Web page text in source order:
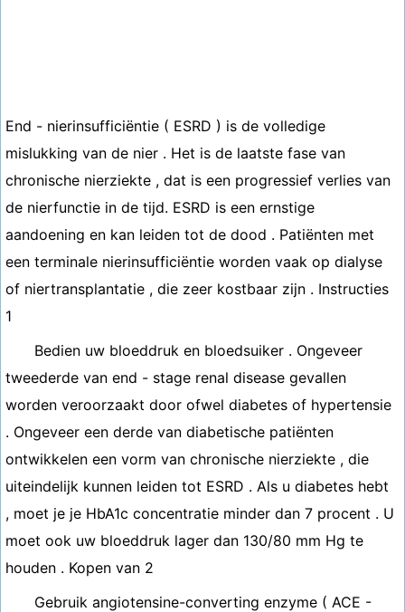
End - nierinsufficiëntie ( ESRD ) is de volledige
mislukking van de nier . Het is de laatste fase van
chronische nierziekte , dat is een progressief verlies van
de nierfunctie in de tijd. ESRD is een ernstige
aandoening en kan leiden tot de dood . Patiënten met
een terminale nierinsufficiëntie worden vaak op dialyse
of niertransplantatie , die zeer kostbaar zijn . Instructies
1
Bedien uw bloeddruk en bloedsuiker . Ongeveer
tweederde van end - stage renal disease gevallen
worden veroorzaakt door ofwel diabetes of hypertensie
. Ongeveer een derde van diabetische patiënten
ontwikkelen een vorm van chronische nierziekte , die
uiteindelijk kunnen leiden tot ESRD . Als u diabetes hebt
, moet je je HbA1c concentratie minder dan 7 procent . U
moet ook uw bloeddruk lager dan 130/80 mm Hg te
houden . Kopen van 2
Gebruik angiotensine-converting enzyme ( ACE -